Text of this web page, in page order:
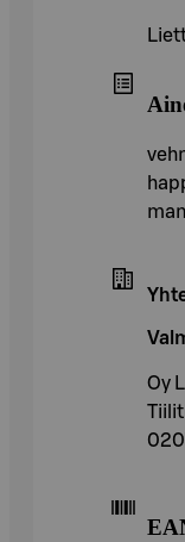
Oy